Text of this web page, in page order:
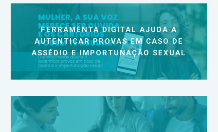
FERRAMENTA DIGITAL AJUDA A
AUTENTICAR PROVAS EM CASO DE
ASSÉDIO E IMPORTUNAÇÃO SEXUAL